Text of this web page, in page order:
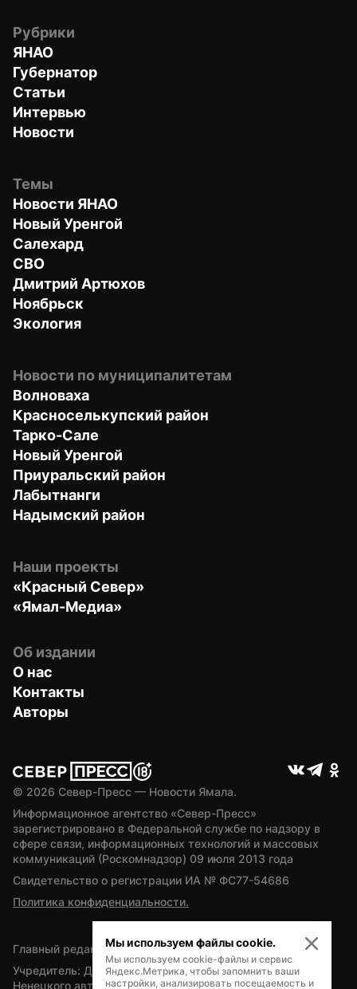
Рубрики
ЯНАО
Губернатор
Статьи
Интервью
Новости
Темы
Новости ЯНАО
Новый Уренгой
Салехард
СВО
Дмитрий Артюхов
Ноябрьск
Экология
Новости по муниципалитетам
Волноваха
Красноселькупский район
Тарко-Сале
Новый Уренгой
Приуральский район
Лабытнанги
Надымский район
Наши проекты
«Красный Север»
«Ямал-Медиа»
Об издании
О нас
Контакты
Авторы
© 2026 Север-Пресс — Новости Ямала.
Информационное агентство «Север-Пресс»
зарегистрировано в Федеральной службе по надзору в
сфере связи, информационных технологий и массовых
коммуникаций (Роскомнадзор) 09 июля 2013 года
Свидетельство о регистрации ИА № ФС77-54686
Политика конфиденциальности.
Главный редактор — А.Л. Поздеев
Учредитель: Департамент внутренней политики Ямало-
Ненецкого автономного округа
Мы используем файлы cookie.
Мы используем cookie-файлы и сервис
Яндекс.Метрика, чтобы запомнить ваши
настройки, анализировать посещаемость и